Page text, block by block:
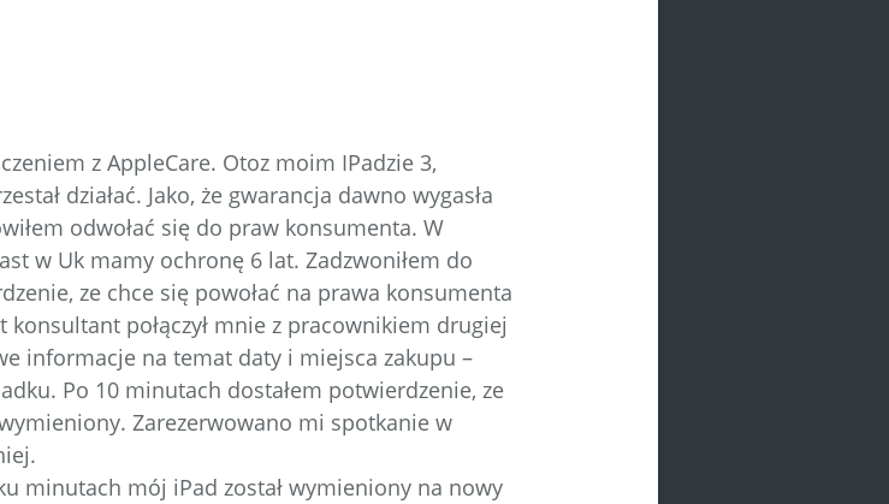
z AppleCare. Otoz moim IPadzie 3,
działać. Jako, że gwarancja dawno wygasła
odwołać się do praw konsumenta. W
w Uk mamy ochronę 6 lat. Zadzwoniłem do
ze chce się powołać na prawa konsumenta
konsultant połączył mnie z pracownikiem drugiej
informacje na temat daty i miejsca zakupu –
Po 10 minutach dostałem potwierdzenie, ze
Zarezerwowano mi spotkanie w
minutach mój iPad został wymieniony na nowy